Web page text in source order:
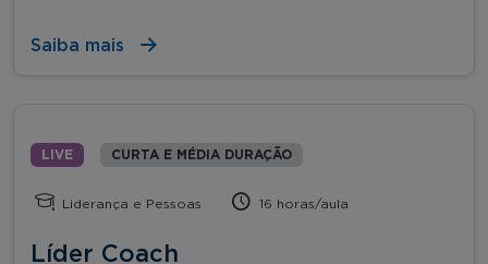
Saiba mais
LIVE CURTA E MÉDIA DURAÇÃO
Liderança e Pessoas 16 horas/aula
Líder Coach